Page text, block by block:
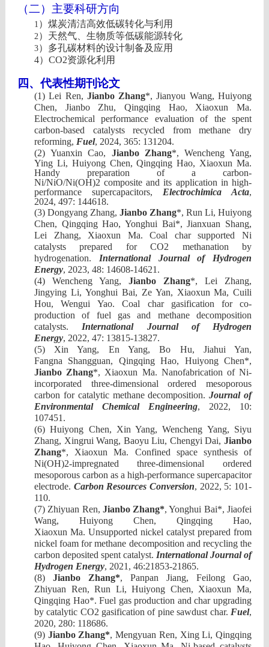
（二）主要科研方向
1 ）煤炭清洁高效低碳转化与利用
2）天然气、生物质等低碳能源转化
3）多孔碳材料的设计制备及应用
4） CO2资源化利用
四、代表性期刊论文
(1)Lei Ren, Jianbo Zhang*, Jianyou Wang, Huiyong
Chen, Jianbo Zhu, Qingqing Hao, Xiaoxun Ma.
Electrochemical performance evaluation of the spent
carbon-based catalysts recycled from methane
dry
reforming, Fuel, 2024, 365: 131204.
(2)Yuanxin Cao, Jianbo Zhang*, Wencheng Yang,
Ying Li, Huiyong Chen, Qingqing Hao, Xiaoxun Ma.
Handy preparation of a carbon-
Ni/NiO/Ni(OH)2 composite and its application in high-
performance supercapacitors, Electrochimica Acta,
2024, 497: 144618.
(3) Dongyang Zhang, Jianbo Zhang*, Run Li, Huiyong
Chen, Qingqing Hao, Yonghui Bai*, Jianxuan Shang,
Lei Zhang, Xiaoxun Ma. Coal char supported Ni
catalysts prepared for CO2 methanation by
hydrogenation. International Journal of Hydrogen
Energy, 2023, 48: 14608-14621.
(4) Wencheng Yang, Jianbo Zhang*,Lei Zhang,
Jingying Li, Yonghui Bai, Ze Yan, Xiaoxun Ma, Cuili
Hou,Wengui Yao. Coal char gasification for co-
production of fuel gas and methane decomposition
catalysts. International Journal of Hydrogen
Energy, 2022, 47: 13815-13827.
(5) Xin Yang, En Yang, Bo Hu, Jiahui Yan,
Fangna
Shangguan, Qingqing Hao, Huiyong Chen*,
Jianbo Zhang*, Xiaoxun Ma. Nanofabrication of Ni-
incorporated three-dimensional ordered mesoporous
carbon for catalytic methane decomposition.Journal of
Environmental Chemical Engineering, 2022, 10:
107451 .
(6)Huiyong Chen, Xin Yang, Wencheng Yang, Siyu
Zhang, Xingrui Wang, Baoyu Liu, Chengyi Dai,Jianbo
Zhang*, Xiaoxun Ma. Confined space synthesis of
Ni(OH)2-impregnated three-dimensional ordered
mesoporous carbon as a high-performance supercapacitor
electrode. Carbon Resources Conversion, 2022, 5: 101-
110.
(7) Zhiyuan Ren, Jianbo Zhang*,Yonghui Bai*, Jiaofei
Wang, Huiyong Chen, Qingqing Hao,
Xiaoxun Ma. Unsupported nickel catalyst prepared from
nickel foam for methane decomposition and recycling the
carbon deposited spent catalyst. International Journal of
Hydrogen Energy, 2021, 46:21853-21865.
(8) Jianbo Zhang*, Panpan Jiang, Feilong Gao,
Zhiyuan Ren, Run Li, Huiyong Chen, Xiaoxun Ma,
Qingqing Hao*. Fuel gas production and char upgrading
by catalytic CO2 gasification of pine sawdust char. Fuel,
2020, 280: 118686.
(9) Jianbo Zhang*,Mengyuan Ren, Xing Li, Qingqing